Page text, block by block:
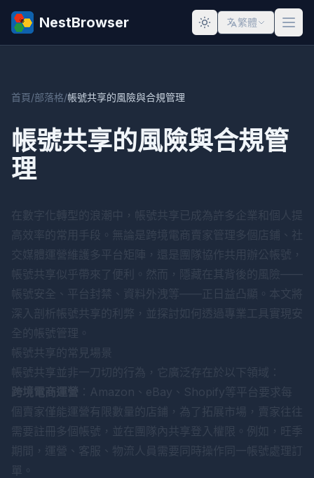
NestBrowser 繁體
首頁/部落格/帳號共享的風險與合規管理
帳號共享的風險與合規管
理
在數字化轉型的浪潮中，帳號共享已成為許多企業和個人提
高效率的常用手段。無論是跨境電商賣家管理多個店鋪、社
交媒體運營維護多平台矩陣，還是團隊協作共用辦公帳號，
帳號共享似乎帶來了便利。然而，隱藏在其背後的風險——
帳號安全、平台封禁、資料外洩等——正日益凸顯。本文將
深入剖析帳號共享的利弊，並探討如何透過專業工具實現安
全的帳號管理。
帳號共享的常見場景
帳號共享並非一刀切的行為，它廣泛存在於以下領域：
跨境電商運營 ：Amazon、eBay、Shopify等平台要求每
個賣家僅能運營有限數量的店鋪，為了拓展市場，賣家往往
需要註冊多個帳號，並在團隊內共享登入權限。例如，旺季
期間，運營、客服、物流人員需要同時操作同一帳號處理訂
單。